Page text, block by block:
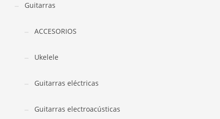
Guitarras
ACCESORIOS
Ukelele
Guitarras eléctricas
Guitarras electroacústicas